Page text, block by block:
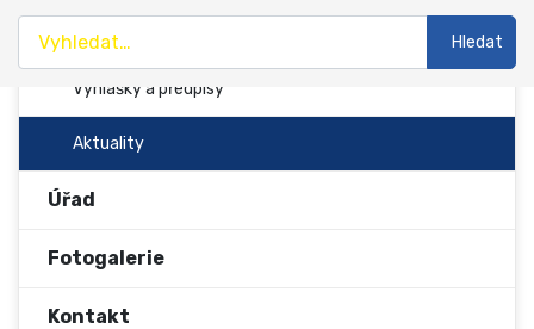
Hledat
Hospodaření obce
Vyhlášky a předpisy
Aktuality
Úřad
Fotogalerie
Kontakt